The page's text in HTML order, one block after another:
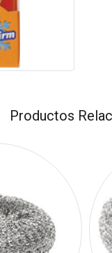
Productos